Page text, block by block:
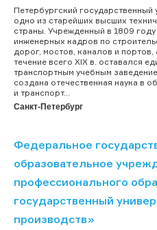
Петербургский государственный
одно из старейших высших
страны. Учрежденный в 1809 году
инженерных кадров по
дорог, мостов, каналов и
течение всего ХIХ в. оставался
транспортным учебным
создана отечественная наука в
и транспорт...
Санкт-Петербург
Федеральное
образовательное
профессионального
государственный
производств»